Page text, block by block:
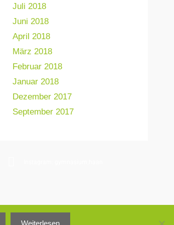
Juli 2018
Juni 2018
April 2018
März 2018
Februar 2018
Januar 2018
Dezember 2017
September 2017
Impressum
Weiterlesen